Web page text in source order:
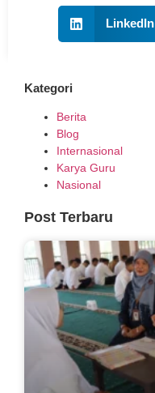
LinkedIn
Kategori
Berita
Blog
Internasional
Karya Guru
Nasional
Post Terbaru